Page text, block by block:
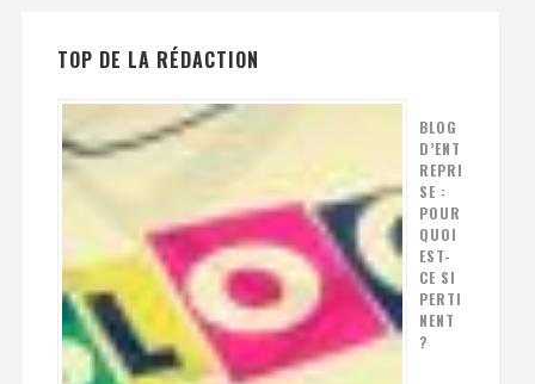
TOP DE LA RÉDACTION
BLOG
D’ENT
REPRI
SE :
POUR
QUOI
EST-
CE SI
PERTI
NENT
?